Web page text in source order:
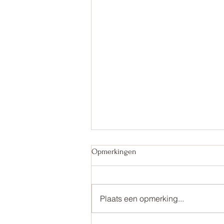
Ik ben er klaar mee!
Opmerkingen
Plaats een opmerking...